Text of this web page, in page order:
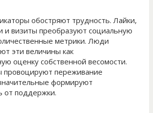
обостряют трудность. Лайки,
и визиты преобразуют социальную
метрики. Люди
эти величины как
оценку собственной весомости.
переживание
формируют
от поддержки.